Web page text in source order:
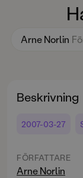
Arne Norlin
Beskrivning
2007-03-27
FÖRFATTARE
Arne Norlin